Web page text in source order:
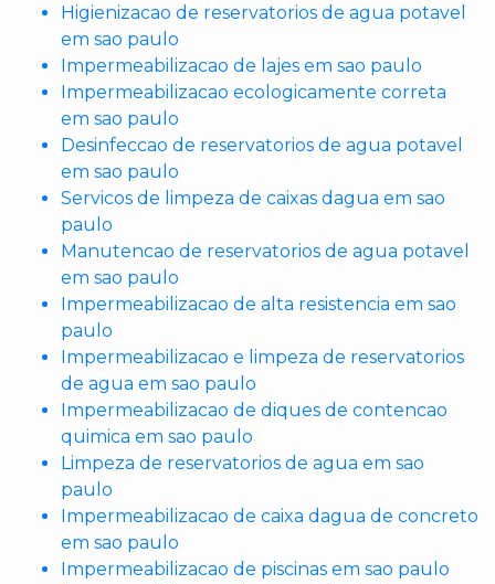
Higienizacao de reservatorios de agua potavel
em sao paulo
Impermeabilizacao de lajes em sao paulo
Impermeabilizacao ecologicamente correta
em sao paulo
Desinfeccao de reservatorios de agua potavel
em sao paulo
Servicos de limpeza de caixas dagua em sao
paulo
Manutencao de reservatorios de agua potavel
em sao paulo
Impermeabilizacao de alta resistencia em sao
paulo
Impermeabilizacao e limpeza de reservatorios
de agua em sao paulo
Impermeabilizacao de diques de contencao
quimica em sao paulo
Limpeza de reservatorios de agua em sao
paulo
Impermeabilizacao de caixa dagua de concreto
em sao paulo
Impermeabilizacao de piscinas em sao paulo